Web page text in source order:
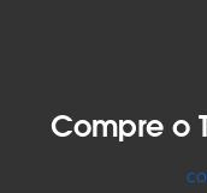
Compre o